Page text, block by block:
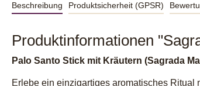
Beschreibung Produktsicherheit (GPSR)
Produktinformationen
Palo Santo Stick mit Kräutern (Sagrada
Erlebe ein einzigartiges aromatisches Ritual